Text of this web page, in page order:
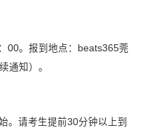
00。报到地点：beats365莞
通知）。
。请考生提前30分钟以上到